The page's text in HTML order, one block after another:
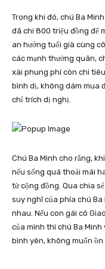
Trong khi đó, chú Ba
đã chi 800 triệu đồng để
an hưởng tuổi già cùng
các mạnh thường quân,
xài phung phí còn chi
bình dị, không dám mua
chỉ trích dị nghị.
Chú Ba Minh cho rằng,
nếu sống quá thoải mái
từ cộng đồng. Qua chia
suy nghĩ của phía chú
nhau. Nếu con gái cô
của mình thì chú Ba Minh
bình yên, không muốn ồn